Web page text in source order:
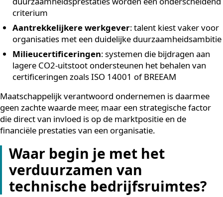
In de B2B-markt speelt dit een steeds grotere rol. Bij
aanbestedingen, zowel in de publieke als de private
worden duurzaamheidscriteria steeds vaker als harde
opgenomen. Wie niet kan aantonen dat zijn
actief werkt aan energiebesparing en CO2-reductie,
het risico opdrachten mis te lopen aan concurrenten
dat wel kunnen.
Concreet draagt het behalen van ESG-doelen op de
volgende manieren bij aan een sterkere
concurrentiepositie:
Betere toegang tot financiering: banken en
investeerders hanteren steeds vaker
duurzaamheidscriteria bij het beoordelen van
kredietaanvragen